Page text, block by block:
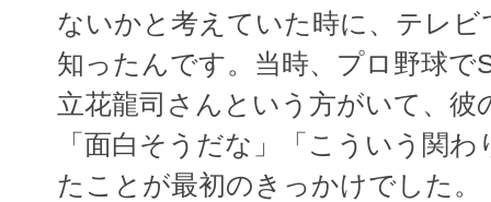
ないかと考えていた時に、テレ
知ったんです。当時、プロ野球
立花龍司さんという方がいて、彼
「面白そうだな」「こういう関
たことが最初のきっかけでした。